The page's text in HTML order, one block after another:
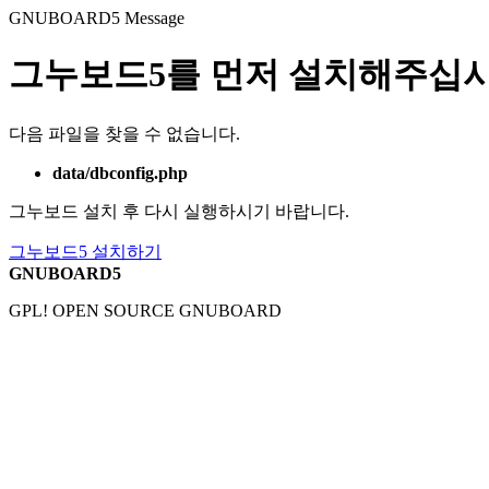
GNUBOARD5 Message
그누보드5를 먼저 설치해주십
다음 파일을 찾을 수 없습니다.
data/dbconfig.php
그누보드 설치 후 다시 실행하시기 바랍니다.
그누보드5 설치하기
GNUBOARD5
GPL! OPEN SOURCE GNUBOARD